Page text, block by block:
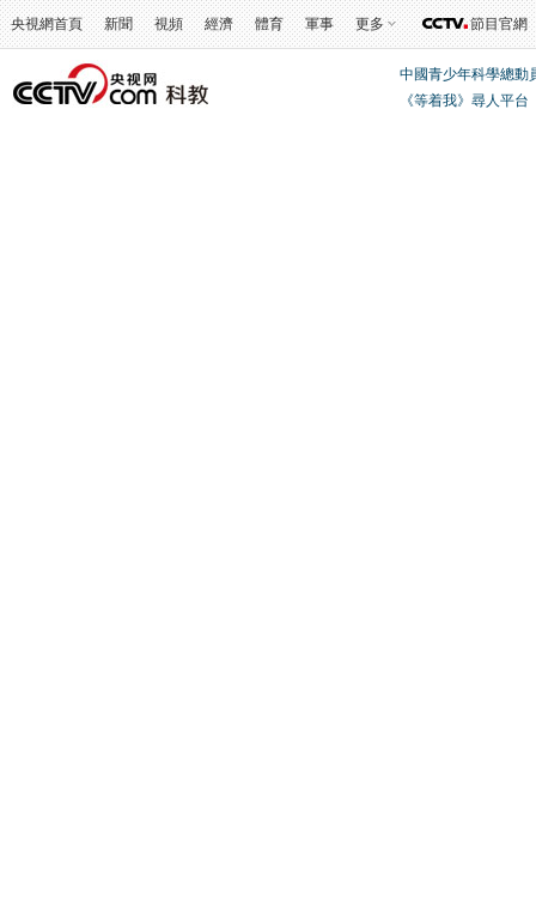
央視網首頁 新聞 視頻 經濟 體育 軍事 更多 節目官網
中國青少年科學總動
《等着我》尋人平台